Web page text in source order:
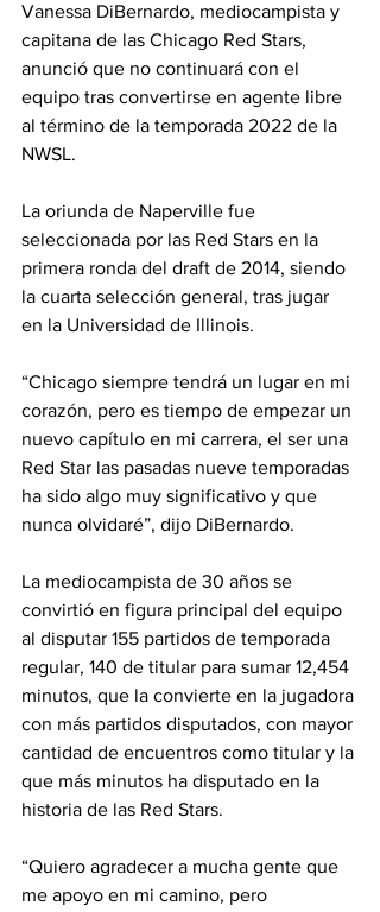
Vanessa DiBernardo, mediocampista y
capitana de las Chicago Red Stars,
anunció que no continuará con el
equipo tras convertirse en agente libre
al término de la temporada 2022 de la
NWSL.
La oriunda de Naperville fue
seleccionada por las Red Stars en la
primera ronda del draft de 2014, siendo
la cuarta selección general, tras jugar
en la Universidad de Illinois.
“Chicago siempre tendrá un lugar en mi
corazón, pero es tiempo de empezar un
nuevo capítulo en mi carrera, el ser una
Red Star las pasadas nueve temporadas
ha sido algo muy significativo y que
nunca olvidaré”, dijo DiBernardo.
La mediocampista de 30 años se
convirtió en figura principal del equipo
al disputar 155 partidos de temporada
regular, 140 de titular para sumar 12,454
minutos, que la convierte en la jugadora
con más partidos disputados, con mayor
cantidad de encuentros como titular y la
que más minutos ha disputado en la
historia de las Red Stars.
“Quiero agradecer a mucha gente que
me apoyo en mi camino, pero